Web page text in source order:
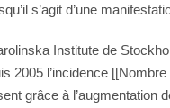
s’agit d’une
Institute de
2005 l’incidence
grâce à